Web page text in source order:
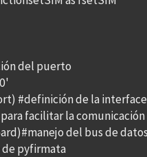
del puerto
#definición de la interface
facilitar la comunicación
del bus de datos
pyfirmata